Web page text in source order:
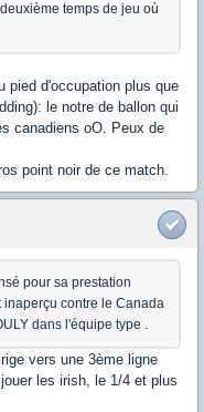
temps de jeu où
pied d'occupation plus que
le notre de ballon qui
canadiens oO. Peux de
point noir de ce match.
pour sa prestation
contre le Canada
dans l'équipe type .
vers une 3ème ligne
les irish, le 1/4 et plus